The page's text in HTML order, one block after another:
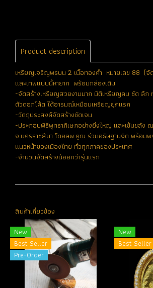
Product description
เหรียญเจริญพรบน 2 เนื้อทองคำ หมายเลข 88 (จั
และเทพแบบนี้หายาก พร้อมกล่องเดิม
-จัดสร้างเหรียญสวยงามมาก มิติเหรียญคม ชัด ลึ
ตัวตอกโค้ด ได้อารมณ์เหมือนเหรียญยุคแรก
-วัตถุประสงค์จัดสร้างชัดเจน
-ประกอบพิธีพุทธาภิเษกอย่างยิ่งใหญ่ และเข้มขลัง
จ.นครราชสีมา โดยลพ.คูณ ร่วมอธิษฐานจิต พร้อมพ
แนวหน้าของเมืองไทย ทั่วทุกภาคของประเทศ
-จำนวนจัดสร้างน้อยกว่ารุ่นแรก
สินค้าเกี่ยวข้อง
New
Best Seller
Pre-Order
New
Best Seller